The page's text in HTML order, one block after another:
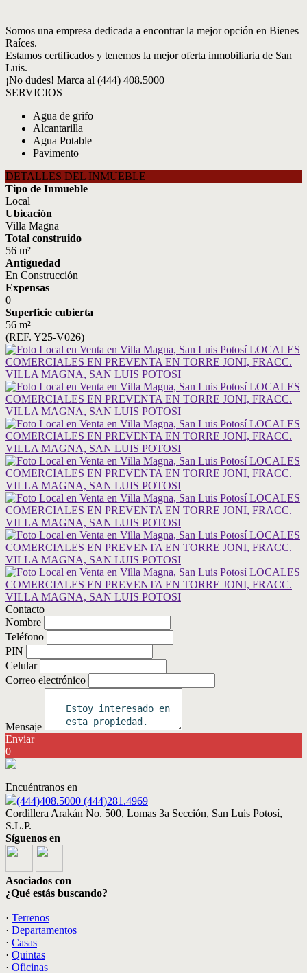
Somos una empresa dedicada a encontrar la mejor opción en Bienes
Raíces.
Estamos certificados y tenemos la mejor oferta inmobiliaria de San
Luis.
¡No dudes! Marca al (444) 408.5000
SERVICIOS
Agua de grifo
Alcantarilla
Agua Potable
Pavimento
DETALLES DEL INMUEBLE
Tipo de Inmueble
Local
Ubicación
Villa Magna
Total construido
56 m²
Antiguedad
En Construcción
Expensas
0
Superficie cubierta
56 m²
(REF. Y25-V026)
Contacto
Nombre
Teléfono
PIN
Celular
Correo electrónico
Mensaje
Enviar
0
Encuéntranos en
(444)408.5000 (444)281.4969
Cordillera Arakán No. 500, Lomas 3a Sección, San Luis Potosí,
S.L.P.
Síguenos en
Asociados con
¿Qué estás buscando?
· Terrenos
· Departamentos
· Casas
· Quintas
· Oficinas